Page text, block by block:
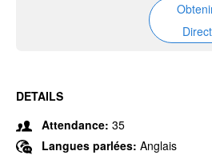
DETAILS
Attendance: 35
Langues parlées: Anglais